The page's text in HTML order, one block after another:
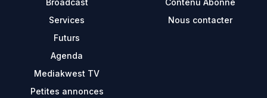
Broadcast
Services
Futurs
Agenda
Mediakwest TV
Petites annonces
Contenu Abonné
Nous contacter